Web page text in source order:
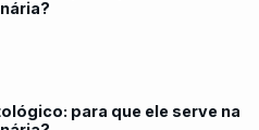
para que ele serve na